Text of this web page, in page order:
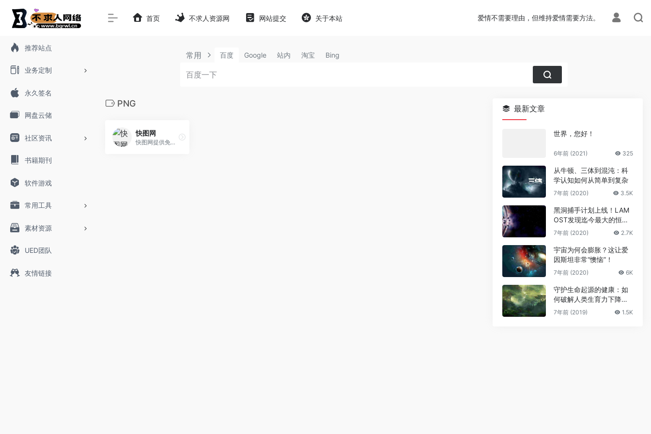
推荐站点
业务定制
永久签名
网盘云储
社区资讯
书籍期刊
软件游戏
常用工具
素材资源
UED团队
友情链接
首页 不求人资源网 网站提交 关于本站 爱情不需要理由，但维持爱情需要方法。
常用 百度 Google 站内 淘宝 Bing
PNG
快图网
快图网提供免费的PNG元素和高清背景图片素材免费下载
最新文章
世界，您好！
6年前 (2021) 325
从牛顿、三体到混沌：科
学认知如何从简单到复杂
7年前 (2020) 3.5K
黑洞捕手计划上线！LAM
OST发现迄今最大的恒星
级黑洞
7年前 (2020) 2.7K
宇宙为何会膨胀？这让爱
因斯坦非常“懊恼”！
7年前 (2020) 6K
守护生命起源的健康：如
何破解人类生育力下降难
题
7年前 (2019) 1.5K